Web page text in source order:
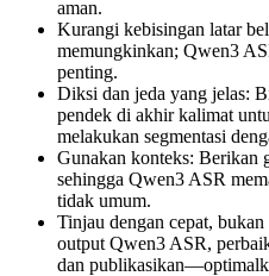
aman.
Kurangi kebisingan latar
memungkinkan; Qwen3
penting.
Diksi dan jeda yang jelas:
pendek di akhir kalimat
melakukan segmentasi
Gunakan konteks: Berikan
sehingga Qwen3 ASR
tidak umum.
Tinjau dengan cepat,
output Qwen3 ASR,
dan